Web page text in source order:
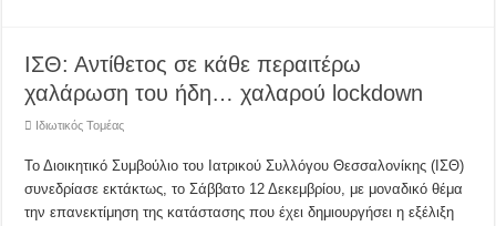
ΙΣΘ: Αντίθετος σε κάθε περαιτέρω
χαλάρωση του ήδη… χαλαρού lockdown
Ιδιωτικός Τομέας
Το Διοικητικό Συμβούλιο του Ιατρικού Συλλόγου Θεσσαλονίκης (ΙΣΘ)
συνεδρίασε εκτάκτως, το Σάββατο 12 Δεκεμβρίου, με μοναδικό θέμα
την επανεκτίμηση της κατάστασης που έχει δημιουργήσει η εξέλιξη